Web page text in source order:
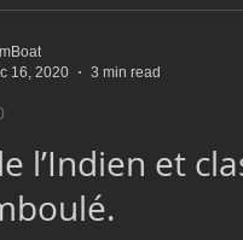
l’Indien et
16, 2020
3 min read